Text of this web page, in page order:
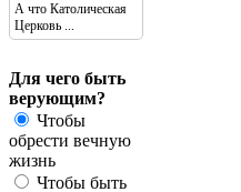
А что Католическая
Церковь ...
Для чего быть
верующим?
Чтобы
обрести вечную
жизнь
Чтобы быть